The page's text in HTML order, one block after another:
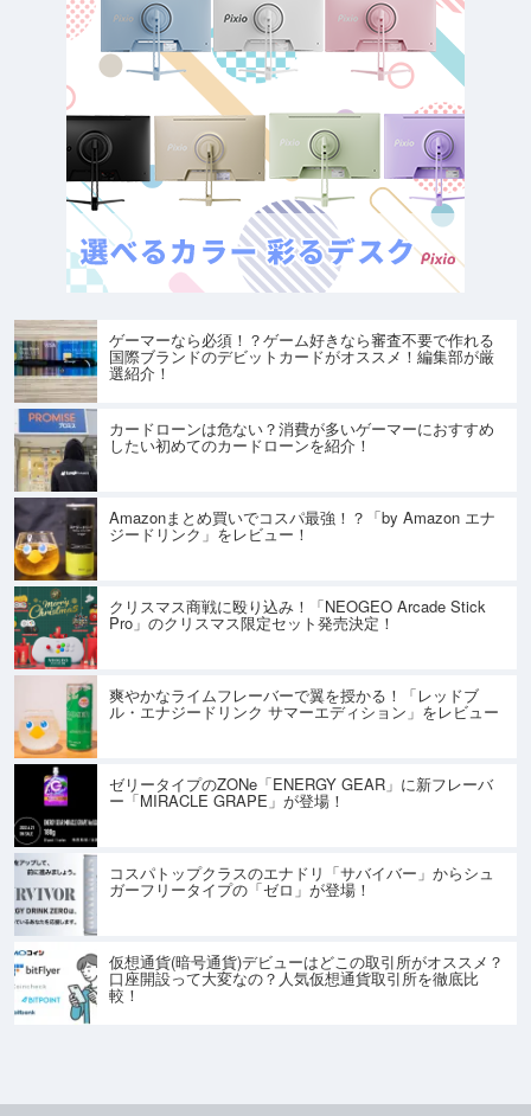
ゲーマーなら必須！？ゲーム好きなら審査不要で作れる
国際ブランドのデビットカードがオススメ！編集部が厳
選紹介！
カードローンは危ない？消費が多いゲーマーにおすすめ
したい初めてのカードローンを紹介！
Amazonまとめ買いでコスパ最強！？「by Amazon エナ
ジードリンク」をレビュー！
クリスマス商戦に殴り込み！「NEOGEO Arcade Stick
Pro」のクリスマス限定セット発売決定！
爽やかなライムフレーバーで翼を授かる！「レッドブ
ル・エナジードリンク サマーエディション」をレビュー
ゼリータイプのZONe「ENERGY GEAR」に新フレーバ
ー「MIRACLE GRAPE」が登場！
コスパトップクラスのエナドリ「サバイバー」からシュ
ガーフリータイプの「ゼロ」が登場！
仮想通貨(暗号通貨)デビューはどこの取引所がオススメ？
口座開設って大変なの？人気仮想通貨取引所を徹底比
較！